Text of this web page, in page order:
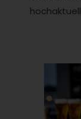
hochaktuell